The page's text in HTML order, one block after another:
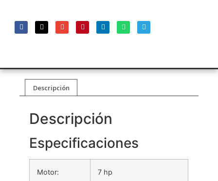
Descripción
Descripción
Especificaciones
Motor: 7 hp